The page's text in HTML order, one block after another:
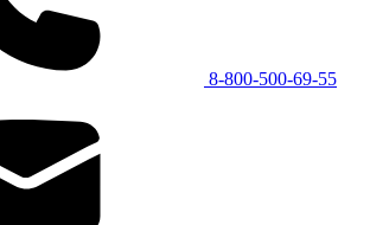
8-800-500-69-55